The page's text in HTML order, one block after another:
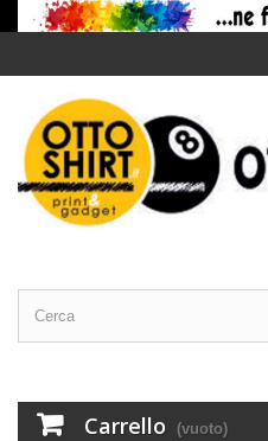
Carrello (vuoto)